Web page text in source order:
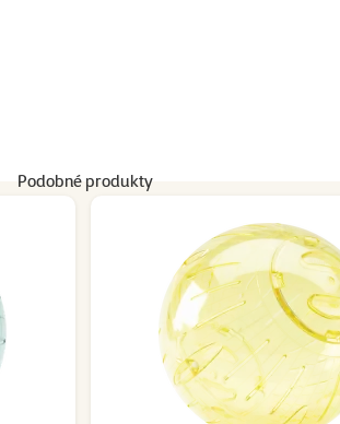
Podobné produkty